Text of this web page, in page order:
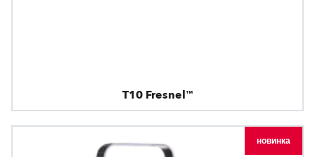
T10 Fresnel™
новинка